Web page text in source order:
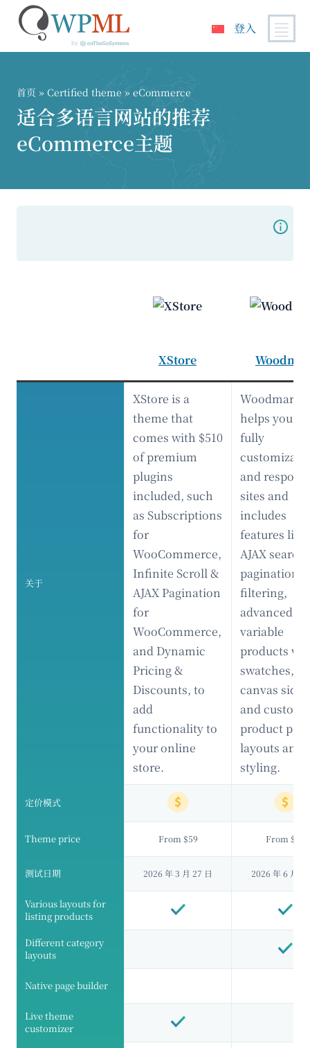
登入
首页 » Certified theme » eCommerce
适合多语言网站的推荐
eCommerce主题
XStore
关于
XStore is a
theme that
comes with $510
of premium
plugins
included, such
as Subscriptions
for
WooCommerce,
Infinite Scroll &
AJAX Pagination
for
WooCommerce,
and Dynamic
Pricing &
Discounts, to
add
functionality to
your online
store.
Woodmart
helps you
fully
and
sites and
includes
features like
AJAX search,
pagination,
filtering,
advanced
variable
products
swatches,
canvas
and custom
product
layouts and
styling.
定价模式
Theme price From $59 From $59
测试日期 2026 年 3 月 27 日 2026 年 6 月
Various layouts for
listing products
Different category
layouts
Native page builder
Live theme
customizer